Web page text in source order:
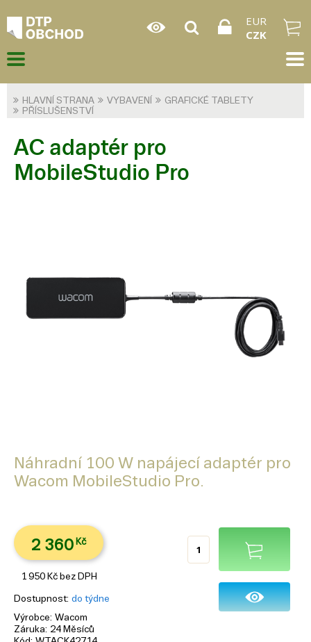
EUR
CZK
HLAVNÍ STRANA VYBAVENÍ
GRAFICKÉ TABLETY
PŘÍSLUŠENSTVÍ
AC adaptér pro
MobileStudio Pro
Náhradní 100 W napájecí adaptér pro
Wacom MobileStudio Pro.
2 360 Kč
1 950 Kč bez DPH
Dostupnost do týdne
Výrobce Wacom
Záruka 24 Měsíců